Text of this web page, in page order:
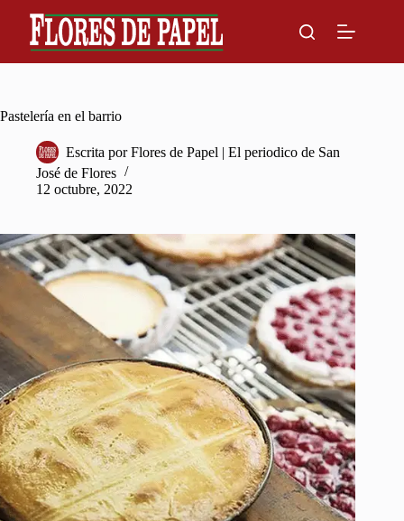
content
Pastelería en el barrio
Escrita por Flores de Papel | El periodico de San
José de Flores
12 octubre, 2022